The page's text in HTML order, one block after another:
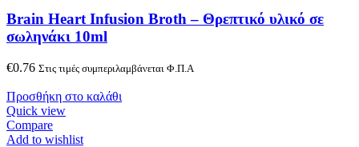
Brain Heart Infusion Broth – Θρεπτικό υλικό σε
σωληνάκι 10ml
€0.76 Στις τιμές συμπεριλαμβάνεται Φ.Π.Α
Προσθήκη στο καλάθι
Quick view
Compare
Add to wishlist